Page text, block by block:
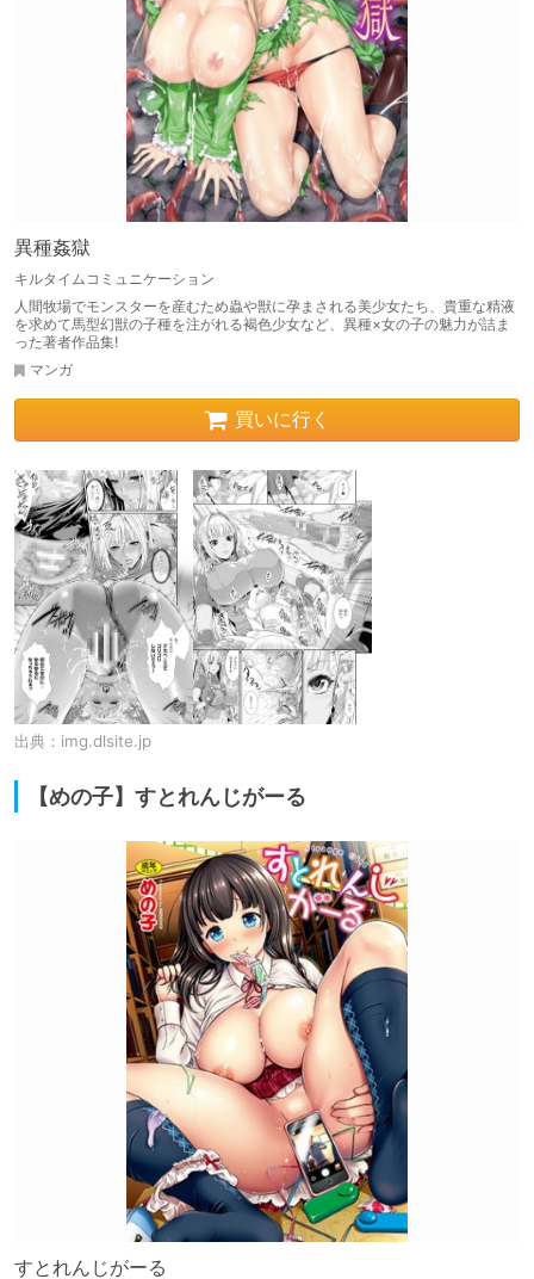
異種姦獄
キルタイムコミュニケーション
人間牧場でモンスターを産むため蟲や獣に孕まされる美少女たち、貴重な精液
を求めて馬型幻獣の子種を注がれる褐色少女など、異種×女の子の魅力が詰ま
った著者作品集!
マンガ
買いに行く
出典： img.dlsite.jp
【めの子】すとれんじがーる
すとれんじがーる